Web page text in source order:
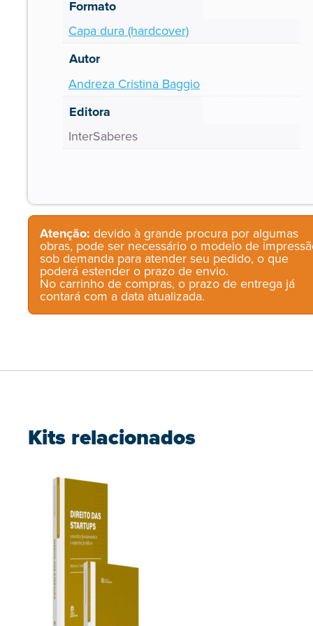
Formato
Capa dura (hardcover)
Autor
Andreza Cristina Baggio
Editora
InterSaberes
Atenção: devido à grande procura por algumas
obras, pode ser necessário o modelo de
sob demanda para atender seu pedido, o que
poderá estender o prazo de envio.
No carrinho de compras, o prazo de entrega já
contará com a data atualizada.
Kits relacionados